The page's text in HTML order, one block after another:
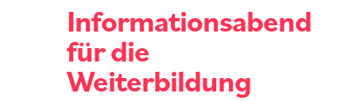
Informationsabend
für die
Weiterbildung